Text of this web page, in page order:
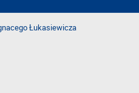
Łukasiewicza